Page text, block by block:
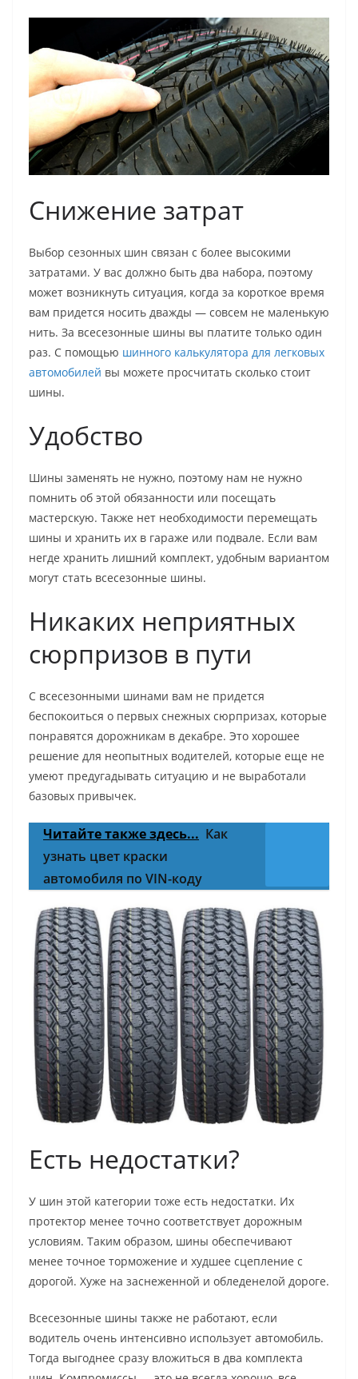
Снижение затрат
Выбор сезонных шин связан с более высокими
затратами. У вас должно быть два набора, поэтому
может возникнуть ситуация, когда за короткое время
вам придется носить дважды — совсем не маленькую
нить. За всесезонные шины вы платите только один
раз. С помощью шинного калькулятора для легковых
автомобилей вы можете просчитать сколько стоит
шины.
Удобство
Шины заменять не нужно, поэтому нам не нужно
помнить об этой обязанности или посещать
мастерскую. Также нет необходимости перемещать
шины и хранить их в гараже или подвале. Если вам
негде хранить лишний комплект, удобным вариантом
могут стать всесезонные шины.
Никаких неприятных
сюрпризов в пути
С всесезонными шинами вам не придется
беспокоиться о первых снежных сюрпризах, которые
понравятся дорожникам в декабре. Это хорошее
решение для неопытных водителей, которые еще не
умеют предугадывать ситуацию и не выработали
базовых привычек.
Читайте также здесь... Как
узнать цвет краски
автомобиля по VIN-коду
Есть недостатки?
У шин этой категории тоже есть недостатки. Их
протектор менее точно соответствует дорожным
условиям. Таким образом, шины обеспечивают
менее точное торможение и худшее сцепление с
дорогой. Хуже на заснеженной и обледенелой дороге.
Всесезонные шины также не работают, если
водитель очень интенсивно использует автомобиль.
Тогда выгоднее сразу вложиться в два комплекта